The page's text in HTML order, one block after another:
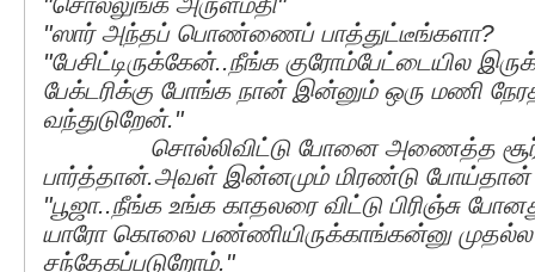
"ஸார் அந்தப் பொண்ணைப் பாத்துட்டீங்களா?
"பேசிட்டிருக்கேன்..நீங்க குரோம்பேட்டையில
பேக்டரிக்கு போங்க நான் இன்னும் ஒரு மணி
வந்துடுறேன்."
சொல்லிவிட்டு போனை அணைத்த
பார்த்தான்.அவள் இன்னமும் மிரண்டு போய்தான்
"பூஜா..நீங்க உங்க காதலரை விட்டு பிரிஞ்சு
யாரோ கொலை பண்ணியிருக்காங்கன்னு முதல்ல
சந்தேகப்படுறோம்."